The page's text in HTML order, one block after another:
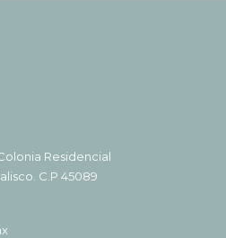
Residencial
C.P 45089